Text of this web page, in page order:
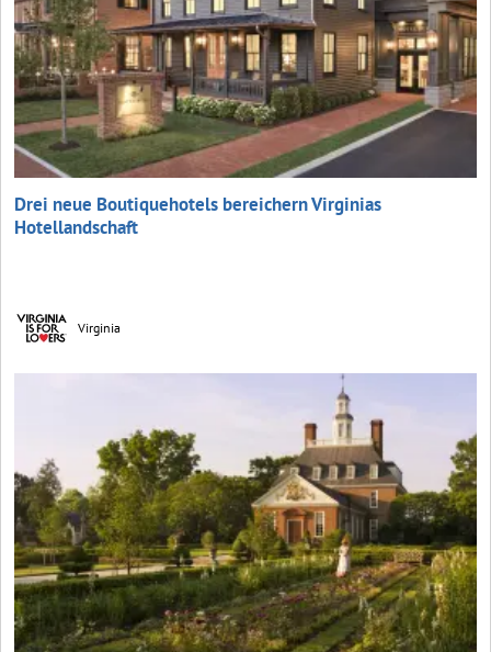
Drei neue Boutiquehotels bereichern Virginias
Hotellandschaft
Virginia